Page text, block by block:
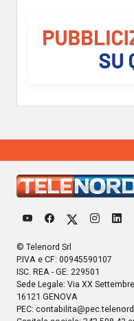
© Telenord Srl
P.IVA e CF: 00945590107
ISC. REA - GE: 229501
Sede Legale: Via XX
16121 GENOVA
PEC: